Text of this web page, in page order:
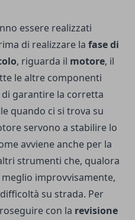
essere realizzati
di realizzare la fase di
, riguarda il motore, il
le altre componenti
garantire la corretta
quando ci si trova su
servono a stabilire lo
avviene anche per la
strumenti che, qualora
improvvisamente,
su strada. Per
con la revisione